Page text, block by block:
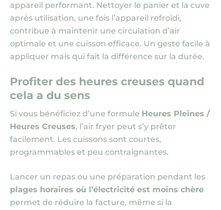
appareil performant. Nettoyer le panier et la cuve
après utilisation, une fois l’appareil refroidi,
contribue à maintenir une circulation d’air
optimale et une cuisson efficace. Un geste facile à
appliquer mais qui fait la différence sur la durée.
Profiter des heures creuses quand
cela a du sens
Si vous bénéficiez d’une formule Heures Pleines /
Heures Creuses, l’air fryer peut s’y prêter
facilement. Les cuissons sont courtes,
programmables et peu contraignantes.
Lancer un repas ou une préparation pendant les
plages horaires où l’électricité est moins chère
permet de réduire la facture, même si la